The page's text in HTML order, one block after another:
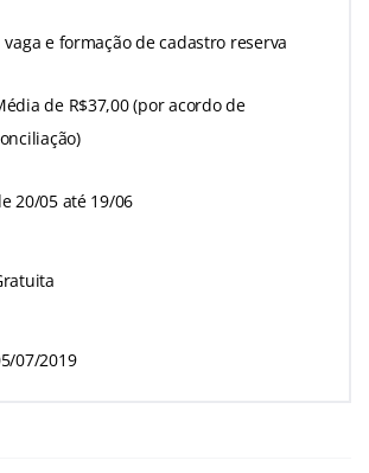
vaga e formação de cadastro reserva
de R$37,00 (por acordo de
20/05 até 19/06
07/2019